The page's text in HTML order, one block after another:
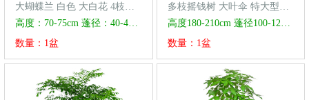
大蝴蝶兰 白色 大白花 4枝组合
高度：70-75cm 蓬径：40-45cm
数量：1盆
多枝摇钱树 大叶伞 特大型植物
高度180-210cm 蓬径100-120cm
数量：1盆